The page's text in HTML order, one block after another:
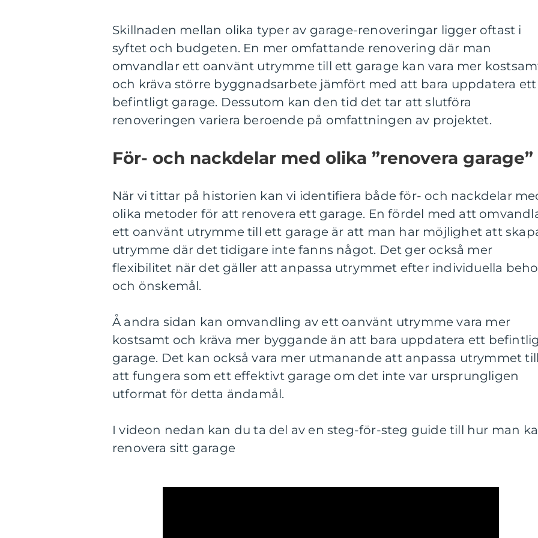
Skillnaden mellan olika typer av garage-renoveringar ligger oftast i
syftet och budgeten. En mer omfattande renovering där man
omvandlar ett oanvänt utrymme till ett garage kan vara mer
och kräva större byggnadsarbete jämfört med att bara uppdatera ett
befintligt garage. Dessutom kan den tid det tar att slutföra
renoveringen variera beroende på omfattningen av projektet.
För- och nackdelar med olika ”renovera garage”
När vi tittar på historien kan vi identifiera både för- och nackdelar
olika metoder för att renovera ett garage. En fördel med att
ett oanvänt utrymme till ett garage är att man har möjlighet att
utrymme där det tidigare inte fanns något. Det ger också mer
flexibilitet när det gäller att anpassa utrymmet efter individuella
och önskemål.
Å andra sidan kan omvandling av ett oanvänt utrymme vara mer
kostsamt och kräva mer byggande än att bara uppdatera ett
garage. Det kan också vara mer utmanande att anpassa utrymmet till
att fungera som ett effektivt garage om det inte var ursprungligen
utformat för detta ändamål.
I videon nedan kan du ta del av en steg-för-steg guide till hur man
renovera sitt garage